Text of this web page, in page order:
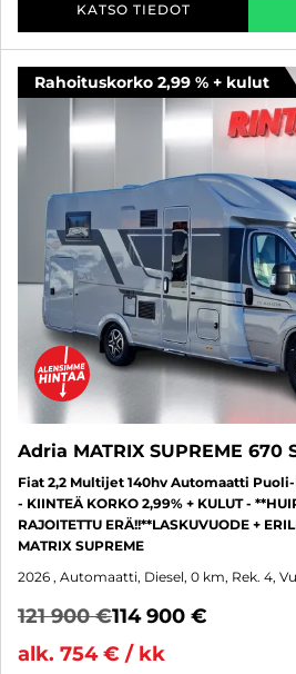
KATSO TIEDOT
Rahoituskorko 2,99 % + kulut
Adria MATRIX SUPREME 670
Fiat 2,2 Multijet 140hv Automaatti
- KIINTEÄ KORKO 2,99% + KULUT -
RAJOITETTU ERÄ!!**LASKUVUODE +
MATRIX SUPREME
2026 , Automaatti, Diesel, 0 km, Rek. 4,
121 900 €114 900 €
alk. 754 € / kk